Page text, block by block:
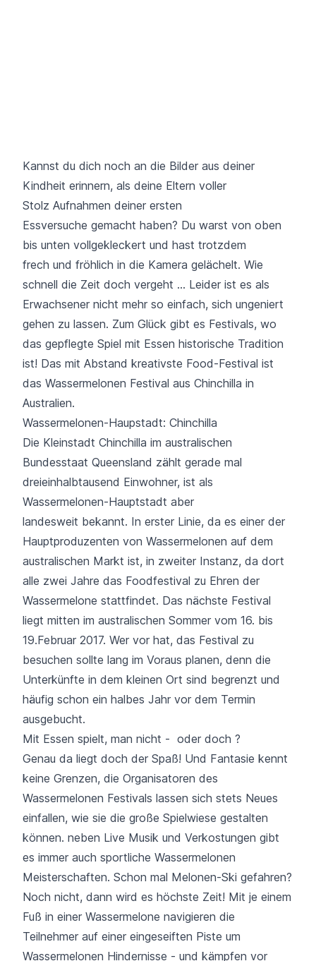
Kannst du dich noch an die Bilder aus deiner
Kindheit erinnern, als deine Eltern voller
Stolz Aufnahmen deiner ersten
Essversuche gemacht haben? Du warst von oben
bis unten vollgekleckert und hast trotzdem
frech und fröhlich in die Kamera gelächelt. Wie
schnell die Zeit doch vergeht ... Leider ist es als
Erwachsener nicht mehr so einfach, sich ungeniert
gehen zu lassen. Zum Glück gibt es Festivals, wo
das gepflegte Spiel mit Essen historische Tradition
ist! Das mit Abstand kreativste Food-Festival ist
das Wassermelonen Festival aus Chinchilla in
Australien.
Wassermelonen-Haupstadt: Chinchilla
Die Kleinstadt Chinchilla im australischen
Bundesstaat Queensland zählt gerade mal
dreieinhalbtausend Einwohner, ist als
Wassermelonen-Hauptstadt aber
landesweit bekannt. In erster Linie, da es einer der
Hauptproduzenten von Wassermelonen auf dem
australischen Markt ist, in zweiter Instanz, da dort
alle zwei Jahre das Foodfestival zu Ehren der
Wassermelone stattfindet. Das nächste Festival
liegt mitten im australischen Sommer vom 16. bis
19.Februar 2017. Wer vor hat, das Festival zu
besuchen sollte lang im Voraus planen, denn die
Unterkünfte in dem kleinen Ort sind begrenzt und
häufig schon ein halbes Jahr vor dem Termin
ausgebucht.
Mit Essen spielt, man nicht - oder doch ?
Genau da liegt doch der Spaß! Und Fantasie kennt
keine Grenzen, die Organisatoren des
Wassermelonen Festivals lassen sich stets Neues
einfallen, wie sie die große Spielwiese gestalten
können. neben Live Musik und Verkostungen gibt
es immer auch sportliche Wassermelonen
Meisterschaften. Schon mal Melonen-Ski gefahren?
Noch nicht, dann wird es höchste Zeit! Mit je einem
Fuß in einer Wassermelone navigieren die
Teilnehmer auf einer eingeseiften Piste um
Wassermelonen Hindernisse - und kämpfen vor